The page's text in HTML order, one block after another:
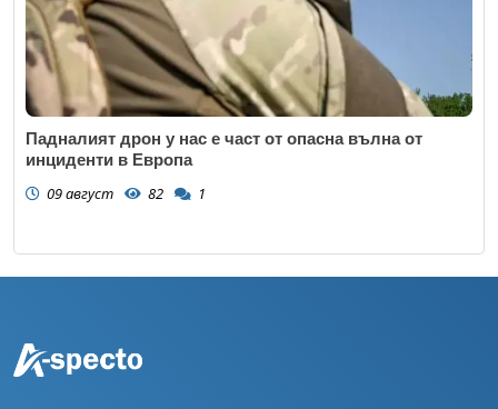
Падналият дрон у нас е част от опасна вълна от
инциденти в Европа
09 август 82 1